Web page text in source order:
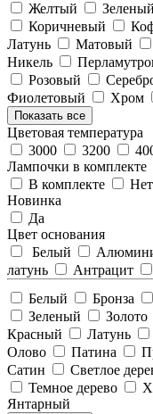
Желтый
Зеленый
Коричневый
Латунь
Матовый
Никель
Розовый
Фиолетовый
Хром
Показать все
Цветовая температура
3000
3200
Лампочки в комплекте
В комплекте
Нет
Новинка
Да
Цвет основания
Белый
латунь
Антрацит
Белый
Бронза
Зеленый
Золото
Красный
Латунь
Олово
Патина
Сатин
Светлое
Темное дерево
Янтарный